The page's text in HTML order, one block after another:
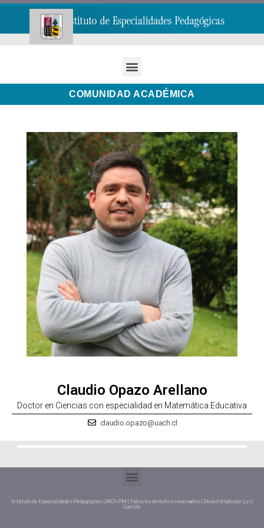
COMUNIDAD ACADÉMICA
Claudio Opazo Arellano
Doctor en Ciencias con especialidad en Matemática Educativa
claudio.opazo@uach.cl
Instituto de Especialidades Pedagógicas UACh PM | Todos los derechos reservados | Desarrollado por Luis
Camilo